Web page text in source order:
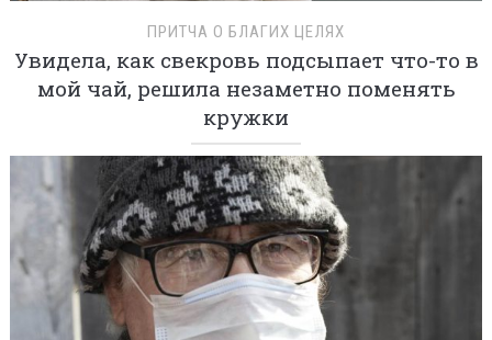
ПРИТЧА О БЛАГИХ ЦЕЛЯХ
Увидела, как свекровь подсыпает что-то в
мой чай, решила незаметно поменять
кружки